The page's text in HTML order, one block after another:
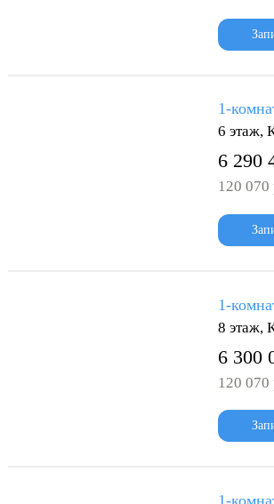
1-
6 этаж,
6 290
120 070
1-
8 этаж,
6 300
120 070
1-